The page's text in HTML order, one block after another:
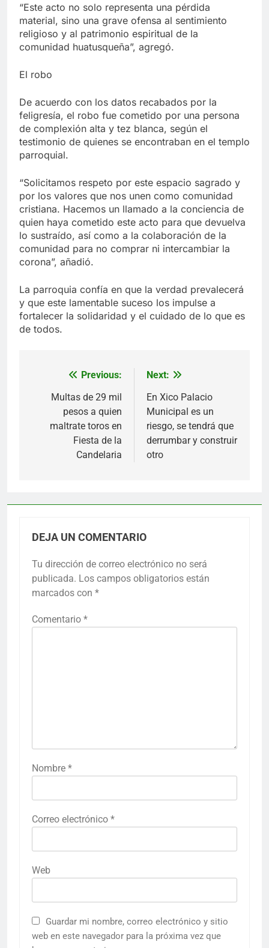
“Este acto no solo representa una pérdida
material, sino una grave ofensa al sentimiento
religioso y al patrimonio espiritual de la
comunidad huatusqueña”, agregó.
El robo
De acuerdo con los datos recabados por la
feligresía, el robo fue cometido por una persona
de complexión alta y tez blanca, según el
testimonio de quienes se encontraban en el templo
parroquial.
“Solicitamos respeto por este espacio sagrado y
por los valores que nos unen como comunidad
cristiana. Hacemos un llamado a la conciencia de
quien haya cometido este acto para que devuelva
lo sustraído, así como a la colaboración de la
comunidad para no comprar ni intercambiar la
corona”, añadió.
La parroquia confía en que la verdad prevalecerá
y que este lamentable suceso los impulse a
fortalecer la solidaridad y el cuidado de lo que es
de todos.
Navegación
entradas
Previous:
Multas de 29 mil
pesos a quien
maltrate toros en
Fiesta de la
Candelaria
Next:
En Xico Palacio
Municipal es un
riesgo, se tendrá que
derrumbar y construir
otro
DEJA UN COMENTARIO
Tu dirección de correo electrónico no será
publicada. Los campos obligatorios están
marcados con *
Comentario *
Nombre *
Correo electrónico *
Web
Guardar mi nombre, correo electrónico y sitio
web en este navegador para la próxima vez que